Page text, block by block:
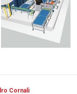
Cornali